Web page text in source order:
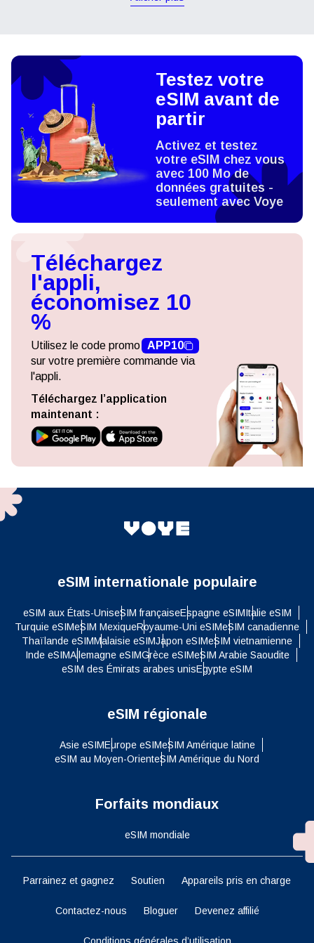
Testez votre
eSIM avant de
partir
Activez et testez
votre eSIM chez vous
avec 100 Mo de
données gratuites -
seulement avec Voye
Téléchargez
l'appli,
économisez 10
%
Utilisez le code promo APP10
sur votre première commande via
l'appli.
Téléchargez l’application
maintenant :
eSIM internationale populaire
eSIM aux États-UniseSIM françaiseEspagne eSIMItalie eSIM
Turquie eSIMeSIM MexiqueRoyaume-Uni eSIMeSIM canadienne
Thaïlande eSIMMalaisie eSIMJapon eSIMeSIM vietnamienne
Inde eSIMAllemagne eSIMGrèce eSIMeSIM Arabie Saoudite
eSIM des Émirats arabes unisEgypte eSIM
eSIM régionale
Asie eSIMEurope eSIMeSIM Amérique latine
eSIM au Moyen-OrienteSIM Amérique du Nord
Forfaits mondiaux
eSIM mondiale
Parrainez et gagnez Soutien Appareils pris en charge
Contactez-nous Bloguer Devenez affilié